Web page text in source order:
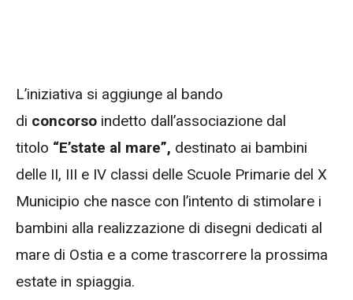
L’iniziativa si aggiunge al bando
di concorso indetto dall’associazione dal
titolo “E’state al mare”, destinato ai bambini
delle II, III e IV classi delle Scuole Primarie del X
Municipio che nasce con l’intento di stimolare i
bambini alla realizzazione di disegni dedicati al
mare di Ostia e a come trascorrere la prossima
estate in spiaggia.